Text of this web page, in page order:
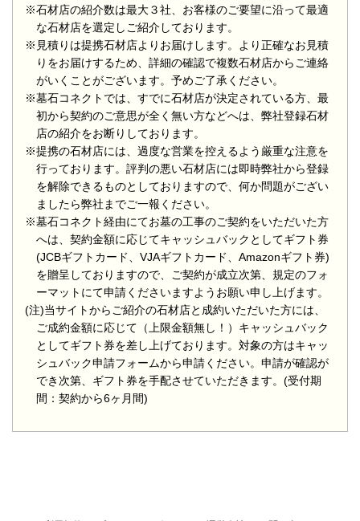
※石材店の紹介数は最大３社、お客様のご要望に沿って最適
な石材店を選定しご紹介しております。
※見積りは提携石材店よりお届けします。より正確なお見積
りをお届けするため、詳細の確認で複数石材店からご連絡
がいくことがございます。予めご了承ください。
※墓石コネクトでは、すでに石材店が決定されている方、最
初から契約のご意思が全く無い方などへは、弊社登録石材
店の紹介をお断りしております。
※提携の石材店には、過度な営業を控えるよう厳重な注意を
行っております。評判の悪い石材店には即時弊社から登録
を解除できるものとしておりますので、何か問題がござい
ましたら弊社までご一報ください。
※墓石コネクト経由にてお墓の工事のご契約をいただいた方
へは、契約金額に応じてキャッシュバックとしてギフト券
(JCBギフトカード、VJAギフトカード、Amazonギフト券)
を贈呈しておりますので、ご契約が成立次第、規定のフォ
ーマットにて申請くださいますようお願い申し上げます。
(注)当サイトからご紹介の石材店と成約いただいた方には、
ご成約金額に応じて（上限金額無し！）キャッシュバック
としてギフト券を差し上げております。対象の方はキャッ
シュバック申請フォームから申請ください。申請が確認が
でき次第、ギフト券を手配させていただきます。(受付期
間：契約から6ヶ月間)